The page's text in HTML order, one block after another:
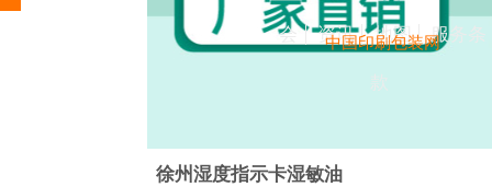
徐州湿度指示卡湿敏油
会 资讯 地图 服务条
款
中国印刷包装网